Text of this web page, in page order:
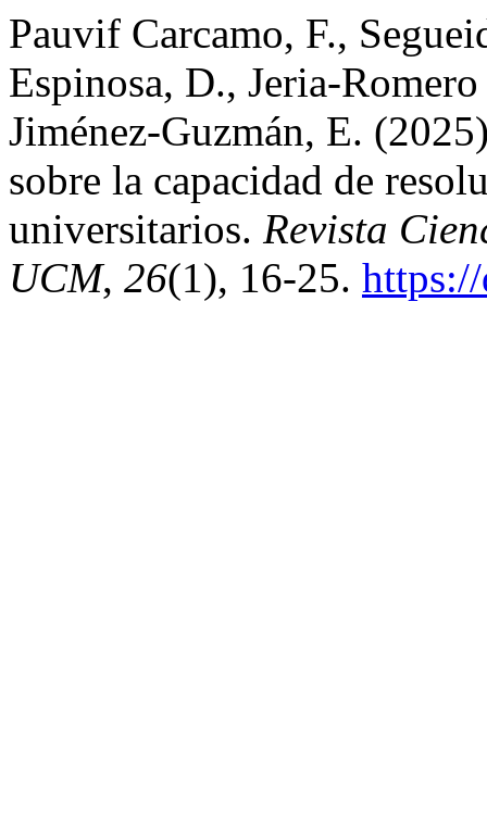
Pauvif Carcamo, F.,
Espinosa, D., Jeria-
Jiménez-Guzmán, E.
sobre la capacidad de
universitarios. Revista
UCM, 26(1), 16-25.